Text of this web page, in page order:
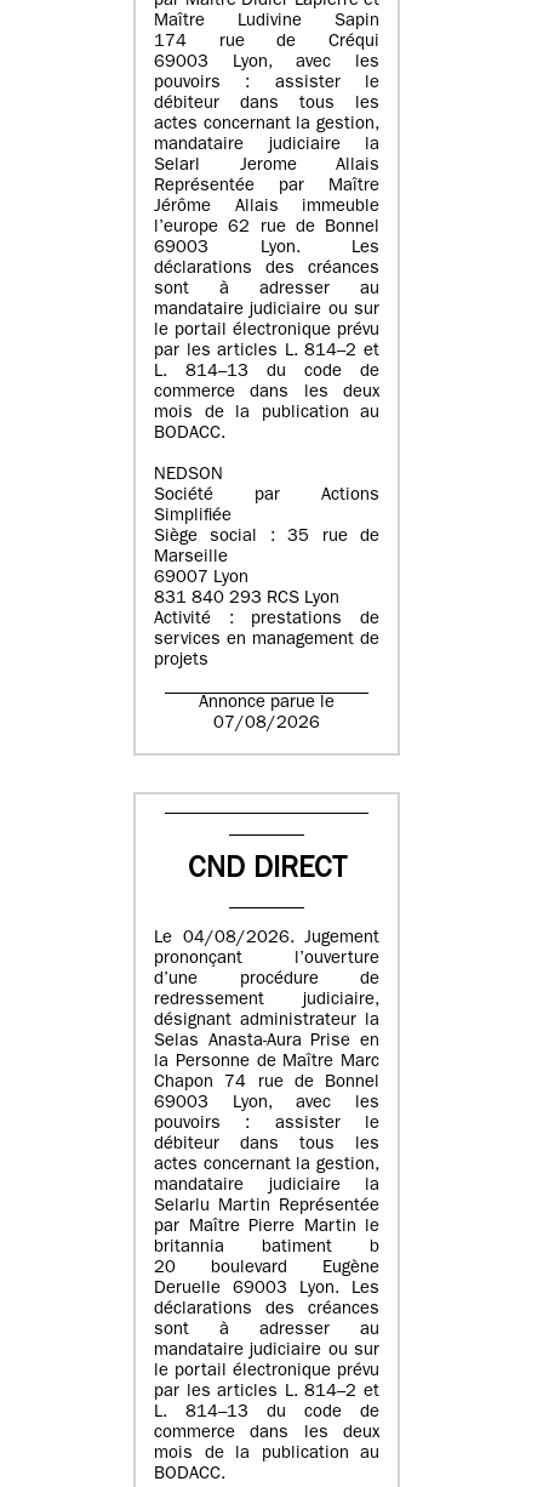
Maître Ludivine Sapin
174 rue de Créqui
69003 Lyon, avec les
pouvoirs : assister le
débiteur dans tous les
actes concernant la gestion,
mandataire judiciaire la
Selarl Jerome Allais
Représentée par Maître
Jérôme Allais immeuble
l’europe 62 rue de Bonnel
69003 Lyon. Les
déclarations des créances
sont à adresser au
mandataire judiciaire ou sur
le portail électronique prévu
par les articles L. 814–2 et
L. 814–13 du code de
commerce dans les deux
mois de la publication au
BODACC.
NEDSON
Société par Actions
Simplifiée
Siège social : 35 rue de
Marseille
69007 Lyon
831 840 293 RCS Lyon
Activité : prestations de
services en management de
projets
Annonce parue le
07/08/2026
CND DIRECT
Le 04/08/2026. Jugement
prononçant l’ouverture
d’une procédure de
redressement judiciaire,
désignant administrateur la
Selas Anasta-Aura Prise en
la Personne de Maître Marc
Chapon 74 rue de Bonnel
69003 Lyon, avec les
pouvoirs : assister le
débiteur dans tous les
actes concernant la gestion,
mandataire judiciaire la
Selarlu Martin Représentée
par Maître Pierre Martin le
britannia batiment b
20 boulevard Eugène
Deruelle 69003 Lyon. Les
déclarations des créances
sont à adresser au
mandataire judiciaire ou sur
le portail électronique prévu
par les articles L. 814–2 et
L. 814–13 du code de
commerce dans les deux
mois de la publication au
BODACC.